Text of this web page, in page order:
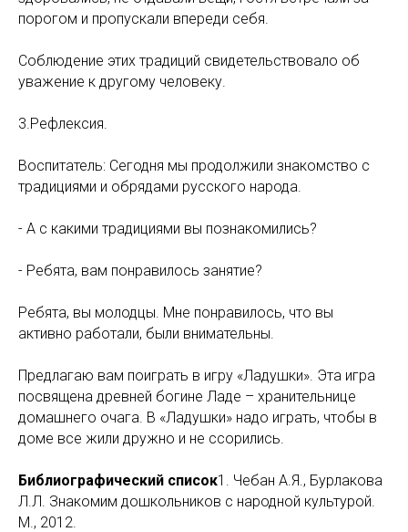
порогом и пропускали впереди себя.
Соблюдение этих традиций свидетельствовало об
уважение к другому человеку.
3.Рефлексия.
Воспитатель: Сегодня мы продолжили знакомство с
традициями и обрядами русского народа.
- А с какими традициями вы познакомились?
- Ребята, вам понравилось занятие?
Ребята, вы молодцы. Мне понравилось, что вы
активно работали, были внимательны.
Предлагаю вам поиграть в игру «Ладушки». Эта игра
посвящена древней богине Ладе – хранительнице
домашнего очага. В «Ладушки» надо играть, чтобы в
доме все жили дружно и не ссорились.
Библиографический список1. Чебан А.Я., Бурлакова
Л.Л. Знакомим дошкольников с народной культурой.
М., 2012.